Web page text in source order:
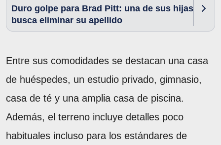
Duro golpe para Brad Pitt: una de sus hijas
busca eliminar su apellido
Entre sus comodidades se destacan una casa
de huéspedes, un estudio privado, gimnasio,
casa de té y una amplia casa de piscina.
Además, el terreno incluye detalles poco
habituales incluso para los estándares de